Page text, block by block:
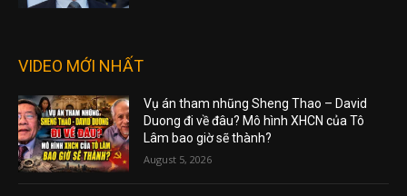
VIDEO MỚI NHẤT
Vụ án tham nhũng Sheng Thao – David
Duong đi về đâu? Mô hình XHCN của Tô
Lâm bao giờ sẽ thành?
August 5, 2026